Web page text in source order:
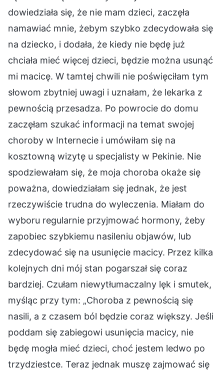
dowiedziała się, że nie mam dzieci, zaczęła
namawiać mnie, żebym szybko zdecydowała się
na dziecko, i dodała, że kiedy nie będę już
chciała mieć więcej dzieci, będzie można usunąć
mi macicę. W tamtej chwili nie poświęciłam tym
słowom zbytniej uwagi i uznałam, że lekarka z
pewnością przesadza. Po powrocie do domu
zaczęłam szukać informacji na temat swojej
choroby w Internecie i umówiłam się na
kosztowną wizytę u specjalisty w Pekinie. Nie
spodziewałam się, że moja choroba okaże się
poważna, dowiedziałam się jednak, że jest
rzeczywiście trudna do wyleczenia. Miałam do
wyboru regularnie przyjmować hormony, żeby
zapobiec szybkiemu nasileniu objawów, lub
zdecydować się na usunięcie macicy. Przez kilka
kolejnych dni mój stan pogarszał się coraz
bardziej. Czułam niewytłumaczalny lęk i smutek,
myśląc przy tym: „Choroba z pewnością się
nasili, a z czasem ból będzie coraz większy. Jeśli
poddam się zabiegowi usunięcia macicy, nie
będę mogła mieć dzieci, choć jestem ledwo po
trzydziestce. Teraz jednak muszę zajmować się